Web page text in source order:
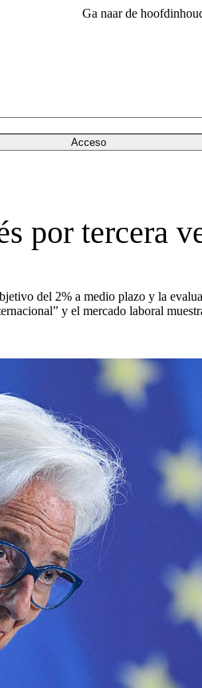
Ga naar de
Acceso
por tercera
del 2% a medio plazo y la
y el mercado laboral